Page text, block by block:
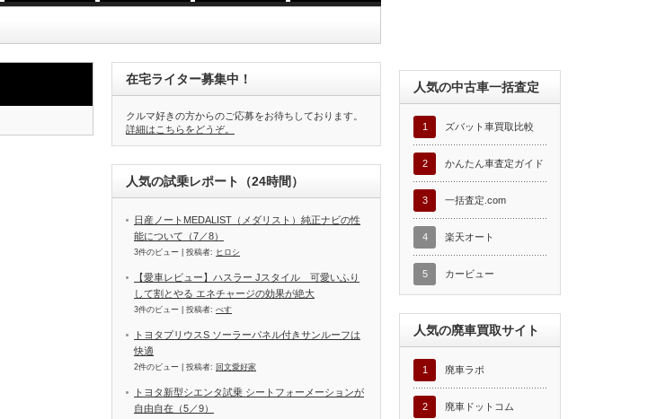
在宅ライター募集中！
クルマ好きの方からのご応募をお待ちしております。
詳細はこちらをどうぞ。
人気の試乗レポート（24時間）
日産ノートMEDALIST（メダリスト）純正ナビの性
能について（7／8）
3件のビュー 投稿者: ヒロシ
【愛車レビュー】ハスラー Jスタイル 可愛いふり
して割とやる エネチャージの効果が絶大
3件のビュー 投稿者: べす
トヨタプリウスS ソーラーパネル付きサンルーフは
快適
2件のビュー 投稿者: 回文愛好家
トヨタ新型シエンタ試乗 シートフォーメーションが
自由自在（5／9）
人気の中古車一括査定
1 ズバット車買取比較
2 かんたん車査定ガイド
3 一括査定.com
4 楽天オート
5 カービュー
人気の廃車買取サイト
1 廃車ラボ
2 廃車ドットコム